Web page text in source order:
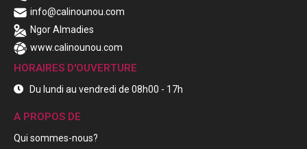
info@calinounou.com
Ngor Almadies
www.calinounou.com
HORAIRES D'OUVERTURE
Du lundi au vendredi de 08h00 - 17h
A PROPOS DE
Qui sommes-nous?